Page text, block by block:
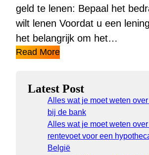
geld te lenen: Bepaal het
wilt lenen Voordat u een
het belangrijk om het…
Read More
Latest Post
Alles wat je moet weten
bij de bank
Alles wat je moet weten
rentevoet voor een
België